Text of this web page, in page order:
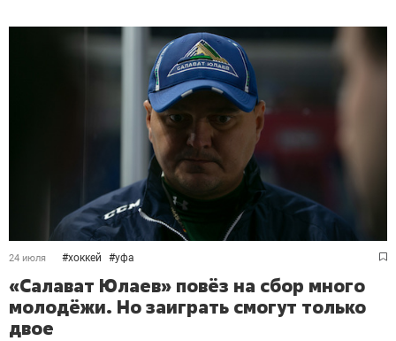
24 июля #хоккей #уфа
«Салават Юлаев» повёз на сбор много
молодёжи. Но заиграть смогут только
двое